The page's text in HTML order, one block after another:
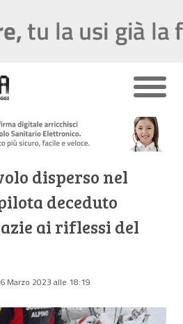
disperso nel
deceduto
ai riflessi del
Marzo 2023 alle 18:19